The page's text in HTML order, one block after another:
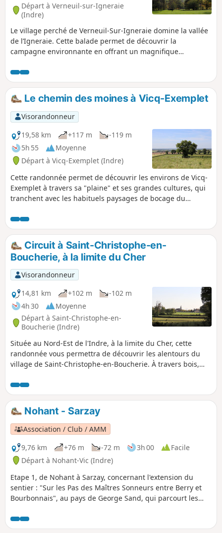
Départ à Verneuil-sur-Igneraie
(Indre)
Le village perché de Verneuil-Sur-Igneraie domine la vallée
de l’Igneraie. Cette balade permet de découvrir la
campagne environnante en offrant un magnifique
de l’imaginaire de l'écrivaine George Sand. Vous y
découvrirez le Château du Petit Coudray, belle maison de
maître dont le jardin fut le théâtre de la rencontre entre
George Sand, alors Aurore Dudevant, et Jules Sandeau, qui
allait encourager ses talents d'écrivain. Dans le bourg, se
trouvent également les anciennes poteries de la Vallée
Noire.
Le chemin des moines à Vicq-Exemplet
Visorandonneur
19,58 km
+117 m
-119 m
5h 55
Moyenne
Départ à Vicq-Exemplet (Indre)
Cette randonnée permet de découvrir les environs de Vicq-
Exemplet à travers sa "plaine" et ses grandes cultures, qui
tranchent avec les habituels paysages de bocage du
Martin (13e siècle) qui abrite une partie de l'œuvre de
l'Abbé Aymond, vous pourrez voir également les vestiges de
l'ancien Prieuré de Bois l'Abbé.
Circuit à Saint-Christophe-en-
Boucherie, à la limite du Cher
Visorandonneur
14,81 km
+102 m
-102 m
4h 30
Moyenne
Départ à Saint-Christophe-en-
Boucherie (Indre)
Située au Nord-Est de l'Indre, à la limite du Cher, cette
randonnée vous permettra de découvrir les alentours du
village de Saint-Christophe-en-Boucherie. À travers bois,
paysages divers et variés.
Nohant - Sarzay
Association / Club / AMM
9,76 km
+76 m -72 m 3h 00
Facile
Départ à Nohant-Vic (Indre)
Etape 1, de Nohant à Sarzay, concernant l'extension du
sentier : "Sur les Pas des Maîtres Sonneurs entre Berry et
Bourbonnais", au pays de George Sand, qui parcourt les
Maitres Sonneurs, mais également les deux romans "La
Mare au Diable" et "le Moulin d'Angibault".